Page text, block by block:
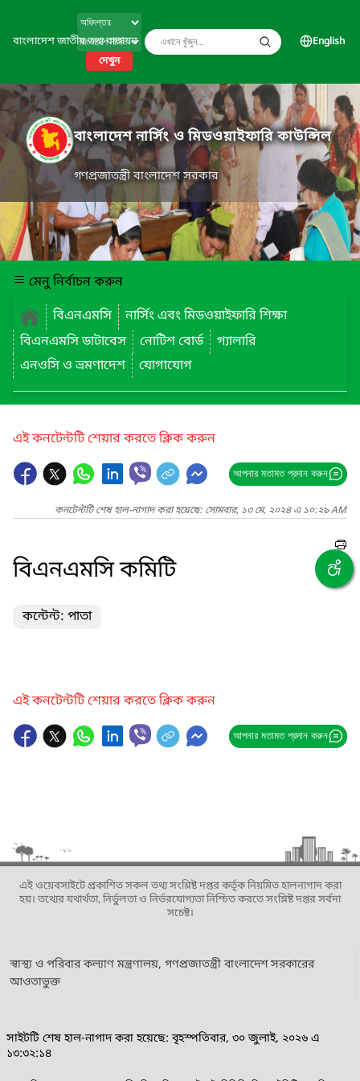
বাংলাদেশ জাতীয় তথ্য বাতায়ন
দেখুন
English
বাংলাদেশ নার্সিং ও মিডওয়াইফারি কাউন্সিল
গণপ্রজাতন্ত্রী বাংলাদেশ সরকার
মেনু নির্বাচন করুন
বিএনএমসি
নার্সিং এবং মিডওয়াইফারি শিক্ষা
বিএনএমসি ডাটাবেস
নোটিশ বোর্ড
গ্যালারি
এনওসি ও ভ্রমণাদেশ
যোগাযোগ
এই কনটেন্টটি শেয়ার করতে ক্লিক করুন
আপনার মতামত প্রদান করুন
কনটেন্টটি শেষ হাল-নাগাদ করা হয়েছে: সোমবার, ১৩ মে, ২০২৪ এ ১০:২৯ AM
বিএনএমসি কমিটি
কন্টেন্ট: পাতা
এই কনটেন্টটি শেয়ার করতে ক্লিক করুন
আপনার মতামত প্রদান করুন
এই ওয়েবসাইটে প্রকাশিত সকল তথ্য সংশ্লিষ্ট দপ্তর কর্তৃক নিয়মিত হালনাগাদ করা
হয়। তথ্যের যথার্থতা, নির্ভুলতা ও নির্ভরযোগ্যতা নিশ্চিত করতে সংশ্লিষ্ট দপ্তর সর্বদা
সচেষ্ট।
স্বাস্থ্য ও পরিবার কল্যাণ মন্ত্রণালয়, গণপ্রজাতন্ত্রী বাংলাদেশ সরকারের
আওতাভুক্ত
সাইটটি শেষ হাল-নাগাদ করা হয়েছে: বৃহস্পতিবার, ৩০ জুলাই, ২০২৬ এ
১৩:৩২:১৪